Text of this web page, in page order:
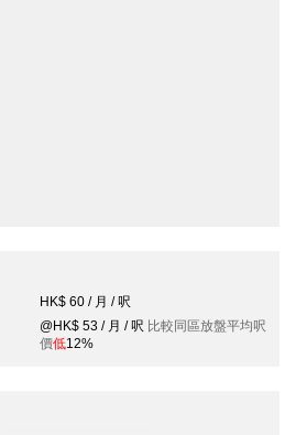
HK$ 60 / 月 / 呎
@HK$ 53 / 月 / 呎 比較同區放盤平均呎
價低12%